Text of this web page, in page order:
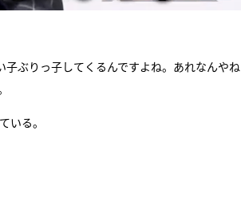
ぶりっ子してくるんですよね。あれなんやね
いる。